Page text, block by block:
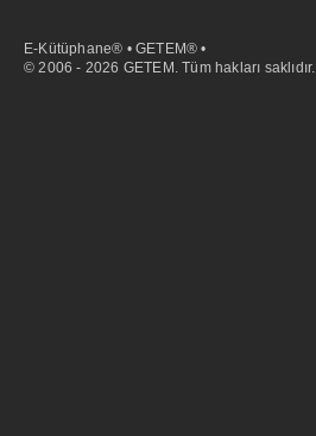
E-Kütüphane® • GETEM® •
© 2006 - 2026 GETEM. Tüm hakları saklıdır.